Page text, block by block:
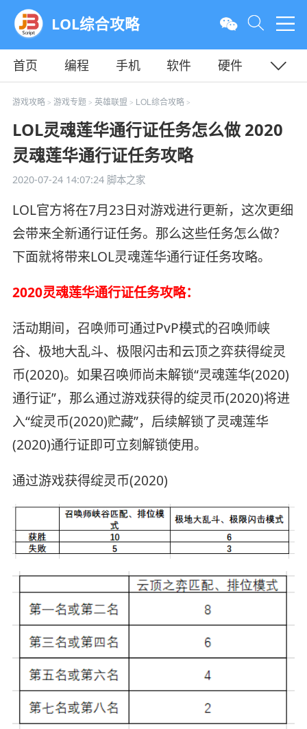
LOL综合攻略
首页 编程 手机 软件
硬件
教程
平面 服务器
游戏攻略> 游戏专题 > 英雄联盟 > LOL综合攻略>
LOL灵魂莲华通行证任务怎么做 2020
灵魂莲华通行证任务攻略
2020-07-24 14:07:24脚本之家
LOL官方将在7月23日对游戏进行更新，这次更细
会带来全新通行证任务。那么这些任务怎么做？
下面就将带来LOL灵魂莲华通行证任务攻略。
2020灵魂莲华通行证任务攻略：
活动期间，召唤师可通过PvP模式的召唤师峡
谷、极地大乱斗、极限闪击和云顶之弈获得绽灵
币(2020)。如果召唤师尚未解锁“灵魂莲华(2020)
通行证”，那么通过游戏获得的绽灵币(2020)将进
入“绽灵币(2020)贮藏”，后续解锁了灵魂莲华
(2020)通行证即可立刻解锁使用。
通过游戏获得绽灵币(2020)